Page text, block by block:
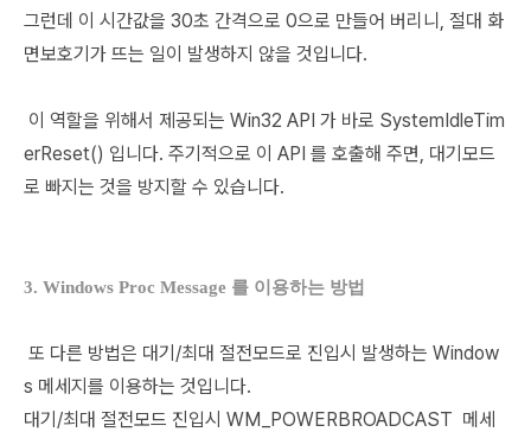
그런데 이 시간값을 30초 간격으로 0으로 만들어 버리니, 절대 화
면보호기가 뜨는 일이 발생하지 않을 것입니다.
이 역할을 위해서 제공되는 Win32 API 가 바로 SystemIdleTim
erReset() 입니다. 주기적으로 이 API 를 호출해 주면, 대기모드
로 빠지는 것을 방지할 수 있습니다.
3. Windows Proc Message 를 이용하는 방법
또 다른 방법은 대기/최대 절전모드로 진입시 발생하는 Window
s 메세지를 이용하는 것입니다.
대기/최대 절전모드 진입시 WM_POWERBROADCAST 메세